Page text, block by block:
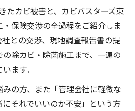
給排水管・配線等）
処理（浮遊菌の処理）
｜カビの実態を科学的に把握
査
ぶ｜マンション管理組合・管
たカビ被害と、カビバスターズ東
保険交渉の全過程をご紹介しま
との交渉、現地調査報告書の提
除カビ・除菌施工まで、一連の
ます。
の方、また「管理会社に軽微な
それでいいのか不安」という方